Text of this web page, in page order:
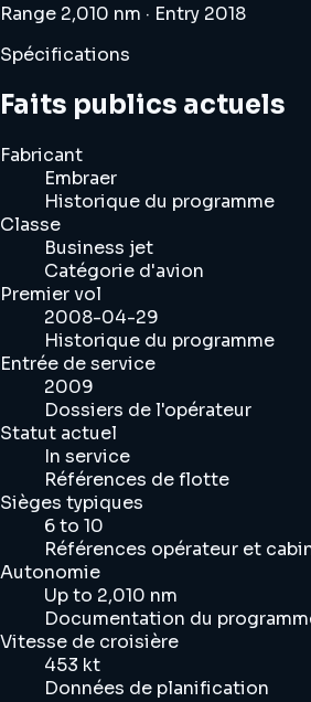
Range 2,010 nm · Entry 2018
Spécifications
Faits publics actuels
Fabricant
Embraer
Historique du programme
Classe
Business jet
Catégorie d'avion
Premier vol
2008-04-29
Historique du programme
Entrée de service
2009
Dossiers de l'opérateur
Statut actuel
In service
Références de flotte
Sièges typiques
6 to 10
Références opérateur et
Autonomie
Up to 2,010 nm
Documentation du
Vitesse de croisière
453 kt
Données de planification